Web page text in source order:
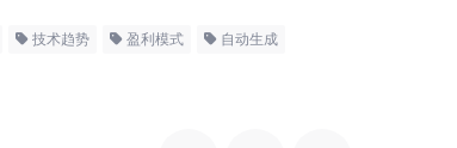
技术趋势 盈利模式 自动生成